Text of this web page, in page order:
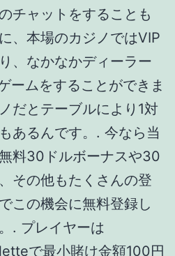
この機会に無料登録し
. プレイヤーは
で最小賭け金額100円
ることにより自動的に
ることになります。参
。. 入金ボーナスが豊富
るボーナスがあるから
べる。. 受信フォルダー
アドレスへ送られたリ
ださい。. 祝還暦ジョニ
トラブルから見事復.